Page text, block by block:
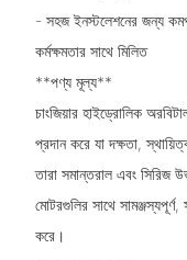
- সহজ ইনস্টলেশনের জন্য
কর্মক্ষমতার সাথে মিলিত
**পণ্য মূল্য**
চাংজিয়ার হাইড্রোলিক
প্রদান করে যা দক্ষতা,
তারা সমান্তরাল এবং সিরিজ
মোটরগুলির সাথে
করে।